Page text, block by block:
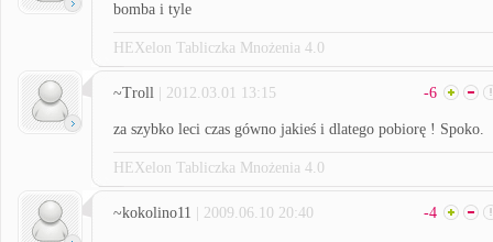
bomba i tyle
HEXelon Tabliczka Mnożenia 4.0
~Troll | 2012.03.01 13:15 -6
za szybko leci czas gówno jakieś i dlatego pobiorę ! Spoko.
HEXelon Tabliczka Mnożenia 4.0
~kokolino11 | 2009.06.10 20:40 -4